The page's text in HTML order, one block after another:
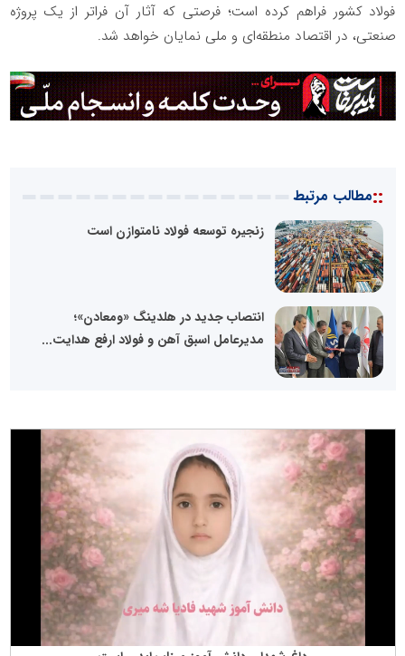
فولاد کشور فراهم کرده است؛ فرصتی که آثار آن فراتر از یک پروژه
صنعتی، در اقتصاد منطقه‌ای و ملی نمایان خواهد شد.
::مطالب مرتبط
زنجیره توسعه فولاد نامتوازن است
انتصاب جدید در هلدینگ «ومعادن»؛
مدیرعامل اسبق آهن و فولاد ارفع هدایت...